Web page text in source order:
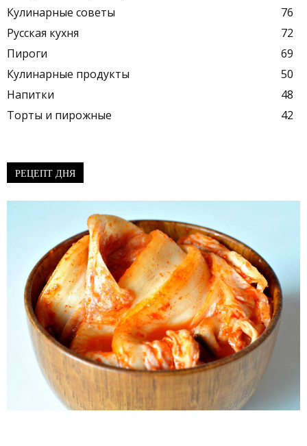
Кулинарные советы
76
Русская кухня
72
Пироги
69
Кулинарные продукты
50
Напитки
48
Торты и пирожные
42
РЕЦЕПТ ДНЯ